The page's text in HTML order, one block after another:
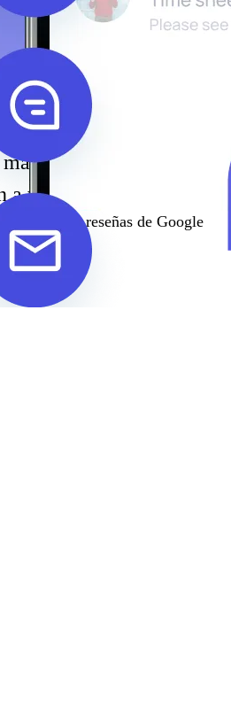
el
en un
liquidación al
través del canal que
de 2,700 reseñas de Google
2 y PCI